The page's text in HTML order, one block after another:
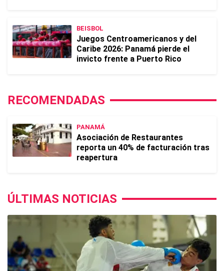
BEISBOL
Juegos Centroamericanos y del
Caribe 2026: Panamá pierde el
invicto frente a Puerto Rico
RECOMENDADAS
PANAMÁ
Asociación de Restaurantes
reporta un 40% de facturación tras
reapertura
ÚLTIMAS NOTICIAS